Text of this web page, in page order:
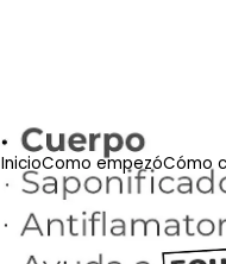
InicioComo empezóCómo